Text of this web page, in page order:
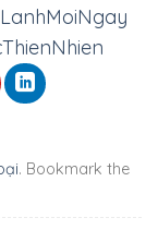
. Bookmark the